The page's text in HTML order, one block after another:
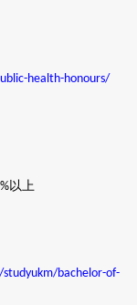
health-honours/
以上
bachelor-of-